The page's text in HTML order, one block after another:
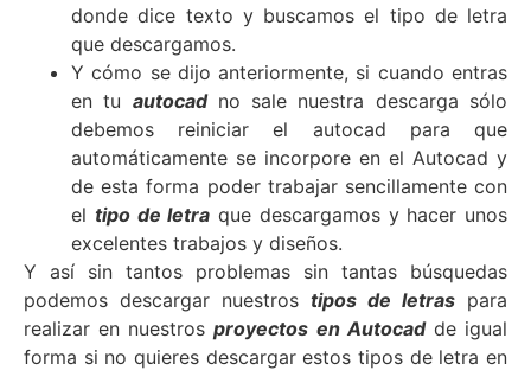
donde dice texto y buscamos el tipo de letra
que descargamos.
Y cómo se dijo anteriormente, si cuando entras
en tu autocad no sale nuestra descarga sólo
debemos reiniciar el autocad para que
automáticamente se incorpore en el Autocad y
de esta forma poder trabajar sencillamente con
el tipo de letra que descargamos y hacer unos
excelentes trabajos y diseños.
Y así sin tantos problemas sin tantas búsquedas
podemos descargar nuestros tipos de letras para
realizar en nuestrosproyectos en Autocadde igual
forma si no quieres descargar estos tipos de letra en